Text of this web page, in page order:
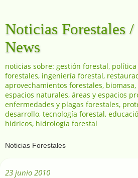
Noticias Forestales
News
noticias sobre: gestión forestal,
forestales, ingeniería forestal,
aprovechamientos forestales,
espacios naturales, áreas y espacios
enfermedades y plagas forestales,
desarrollo, tecnología forestal,
hídricos, hidrología forestal
23 junio 2010